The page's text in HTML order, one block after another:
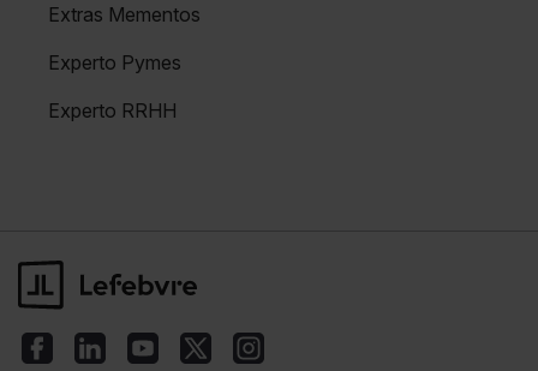
Extras Mementos
Experto Pymes
Experto RRHH